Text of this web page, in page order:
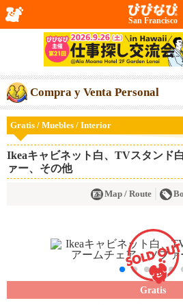
San Francisco
Compra y Venta Personal
Gratis / Muebles / Interior
Ikeaキャビネット白、TVスタンド
ァー、その他
Map / Route
Gratis